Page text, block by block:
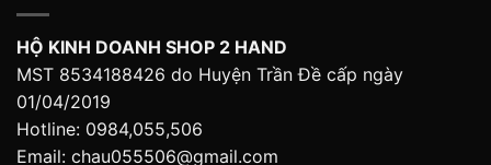
HỘ KINH DOANH SHOP 2 HAND
MST 8534188426 do Huyện Trần Đề cấp ngày
01/04/2019
Hotline: 0984,055,506
Email: chau055506@gmail.com